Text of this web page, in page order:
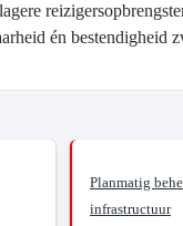
én bestendigheid
Planmatig
infrastructuur